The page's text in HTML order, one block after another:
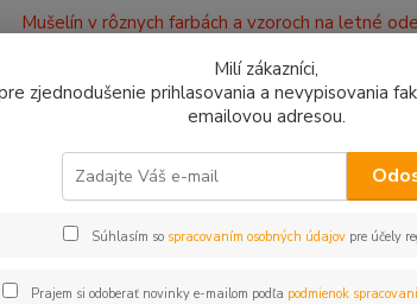
Mušelín v rôznych farbách a vzoroch na letné
ponuky
Milí zákazníci,
zjednodušenie prihlasovania a nevypisovania
emailovou adresou.
Súhlasím so spracovaním osobných údajov pre účely
Prajem si odoberať novinky e-mailom podľa podmienok